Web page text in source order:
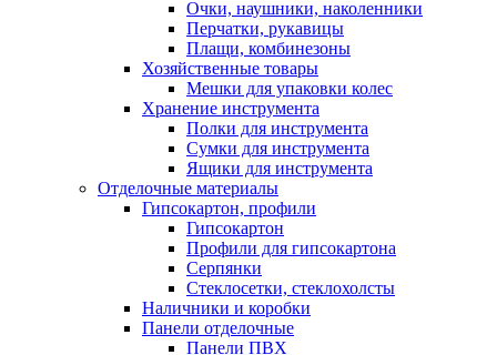
Очки, наушники, наколенники
Перчатки, рукавицы
Плащи, комбинезоны
Хозяйственные товары
Мешки для упаковки колес
Хранение инструмента
Полки для инструмента
Сумки для инструмента
Ящики для инструмента
Отделочные материалы
Гипсокартон, профили
Гипсокартон
Профили для гипсокартона
Серпянки
Стеклосетки, стеклохолсты
Наличники и коробки
Панели отделочные
Панели ПВХ